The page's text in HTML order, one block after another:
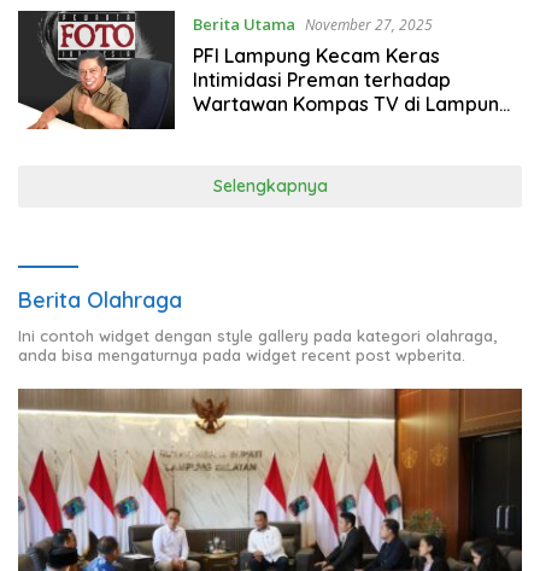
Berita Utama November 27, 2025
PFI Lampung Kecam Keras
Intimidasi Preman terhadap
Wartawan Kompas TV di Lampung
Selengkapnya
Berita Olahraga
Ini contoh widget dengan style gallery pada kategori olahraga,
anda bisa mengaturnya pada widget recent post wpberita.